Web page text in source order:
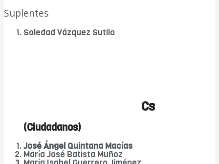
Suplentes
Soledad Vázquez Sutilo
Cs
(Ciudadanos)
José Ángel Quintana Macías
María José Batista Muñoz